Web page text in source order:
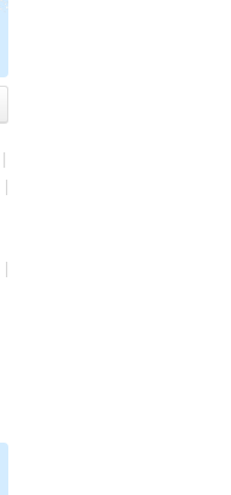
|
|
|